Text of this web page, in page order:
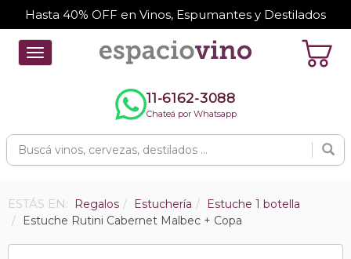
Hasta 40% OFF en Vinos, Espumantes y Destilados
Toggle
navigation
11-6162-3088
Chateá por Whatsapp
ESTÁS EN: Regalos Estuchería
Estuche 1 botella
Estuche Rutini Cabernet Malbec + Copa